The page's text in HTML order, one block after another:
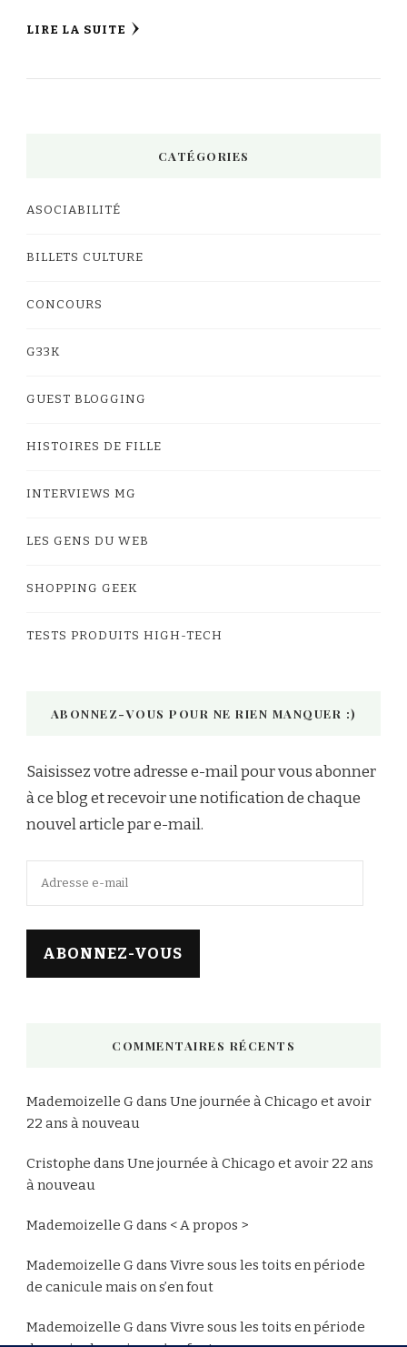
LIRE LA SUITE
CATÉGORIES
ASOCIABILITÉ
BILLETS CULTURE
CONCOURS
G33K
GUEST BLOGGING
HISTOIRES DE FILLE
INTERVIEWS MG
LES GENS DU WEB
SHOPPING GEEK
TESTS PRODUITS HIGH-TECH
ABONNEZ-VOUS POUR NE RIEN MANQUER :)
Saisissez votre adresse e-mail pour vous abonner
à ce blog et recevoir une notification de chaque
nouvel article par e-mail.
Adresse
mail
ABONNEZ-VOUS
COMMENTAIRES RÉCENTS
Mademoizelle Gdans Une journée à Chicago et avoir
22 ans à nouveau
Cristophe dans Une journée à Chicago et avoir 22 ans
à nouveau
Mademoizelle Gdans < A propos >
Mademoizelle Gdans Vivre sous les toits en période
de canicule mais on s’en fout
Mademoizelle Gdans Vivre sous les toits en période